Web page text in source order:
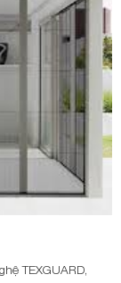
TEXGUARD,